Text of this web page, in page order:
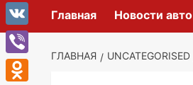
Главная Новости авто
ГЛАВНАЯ UNCATEGORISED
Telegram
VK
Viber